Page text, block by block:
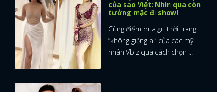
của sao Việt: Nhìn qua còn
tưởng mặc đi show!
Cùng điểm qua gu thời trang
“không giống ai” của các mỹ
nhân Vbiz qua cách chọn ...